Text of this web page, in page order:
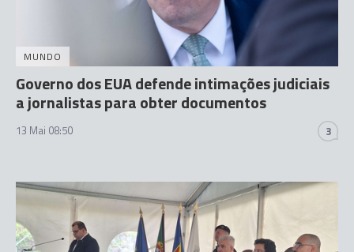
MUNDO
Governo dos EUA defende intimações judiciais
a jornalistas para obter documentos
13 Mai 08:50 3